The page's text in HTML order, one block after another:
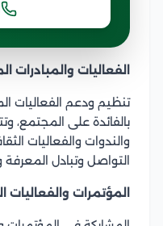
الفعاليات والمبادرات
تنظيم ودعم الفعاليات
بالفائدة على المجتمع،
والندوات والفعاليات
التواصل وتبادل المعرفة
المؤتمرات والفعاليات